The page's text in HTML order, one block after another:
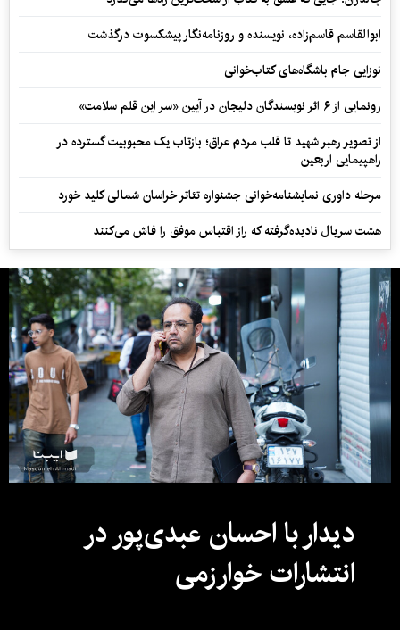
ابوالقاسم قاسم‌زاده، نویسنده و روزنامه‌نگار پیشکسوت درگذشت
نوزایی جام باشگاه‌های کتاب‌خوانی
رونمایی از ۶ اثر نویسندگان دلیجان در آیین «سر این قلم سلامت»
از تصویر رهبر شهید تا قلب مردم عراق؛ بازتاب یک محبوبیت گسترده در
راهپیمایی اربعین
مرحله داوری نمایشنامه‌خوانی جشنواره تئاتر خراسان شمالی کلید خورد
هشت سریال نادیده‌گرفته که راز اقتباس موفق را فاش می‌کنند
دیدار با احسان عبدی‌پور در
انتشارات خوارزمی